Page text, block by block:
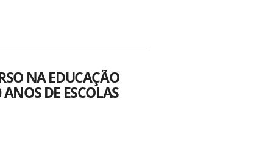
NA EDUCAÇÃO
DE ESCOLAS